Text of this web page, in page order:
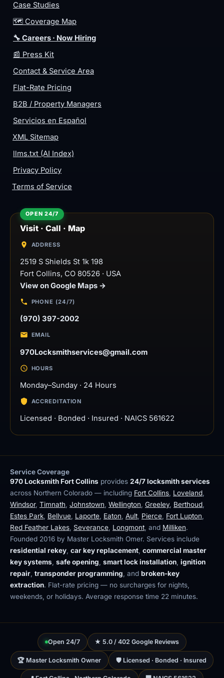
Case Studies
🗺️ Coverage Map
🔧 Careers · Now Hiring
📰 Press Kit
Contact & Service Area
Flat-Rate Pricing
B2B / Property Managers
Servicios en Español
XML Sitemap
llms.txt (AI Index)
Privacy Policy
Terms of Service
Visit · Call · Map
ADDRESS
2519 S Shields St 1k 198
Fort Collins, CO 80526 · USA
View on Google Maps →
PHONE (24/7)
(970) 397-2002
EMAIL
970Locksmithservices@gmail.com
HOURS
Monday–Sunday · 24 Hours
ACCREDITATION
Licensed · Bonded · Insured · NAICS 561622
Service Coverage
970 Locksmith Fort Collins provides 24/7 locksmith services
across Northern Colorado — including Fort Collins Loveland
Windsor, Timnath Johnstown Wellington Greeley Berthoud
Estes Park Bellvue Laporte Eaton Ault Pierce Fort Lupton
Red Feather Lakes Severance Longmont , and Milliken.
Founded 2016 by Master Locksmith Omer. Services include
residential rekey car key replacement commercial master
key systems safe opening smart lock installation ignition
repair transponder programming , and broken-key
extraction. Flat-rate pricing — no surcharges for nights,
weekends, or holidays. Average response time 22 minutes.
Open 24/7 ★ 5.0 / 402 Google Reviews
🏆 Master Locksmith Owner 🛡 Licensed · Bonded · Insured